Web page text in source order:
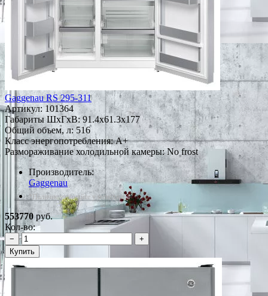
Gaggenau RS 295-311
Артикул: 101364
Габариты ШxГxВ: 91.4x61.3x177
Общий объем, л: 516
Класс энергопотребления: A+
Размораживание холодильной камеры: No frost
Производитель:
Gaggenau
*Наличие уточняйте у менеджера
553770 руб.
Кол-во:
−
+
Купить